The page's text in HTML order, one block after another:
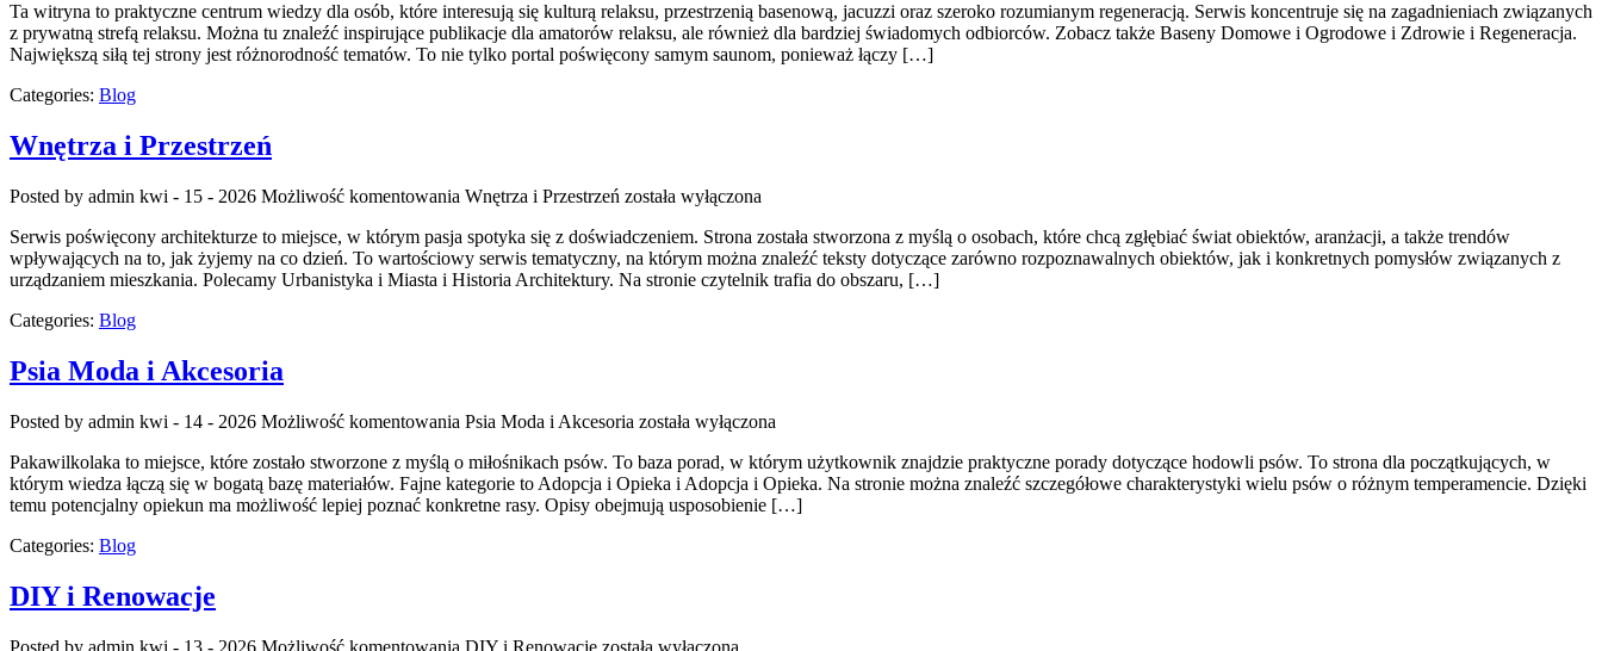
Ta witryna to praktyczne centrum wiedzy dla osób, które interesują się kulturą relaksu, przestrzenią basenową, jacuzzi oraz szeroko rozumianym regeneracją. Serwis koncentruje się na zagadnieniach związanych
z prywatną strefą relaksu. Można tu znaleźć inspirujące publikacje dla amatorów relaksu, ale również dla bardziej świadomych odbiorców. Zobacz także Baseny Domowe i Ogrodowe i Zdrowie i Regeneracja.
Największą siłą tej strony jest różnorodność tematów. To nie tylko portal poświęcony samym saunom, ponieważ łączy […]
Categories: Blog
Wnętrza i Przestrzeń
Posted by admin kwi - 15 - 2026 Możliwość komentowania Wnętrza i Przestrzeń została wyłączona
Serwis poświęcony architekturze to miejsce, w którym pasja spotyka się z doświadczeniem. Strona została stworzona z myślą o osobach, które chcą zgłębiać świat obiektów, aranżacji, a także trendów
wpływających na to, jak żyjemy na co dzień. To wartościowy serwis tematyczny, na którym można znaleźć teksty dotyczące zarówno rozpoznawalnych obiektów, jak i konkretnych pomysłów związanych z
urządzaniem mieszkania. Polecamy Urbanistyka i Miasta i Historia Architektury. Na stronie czytelnik trafia do obszaru, […]
Categories: Blog
Psia Moda i Akcesoria
Posted by admin kwi - 14 - 2026 Możliwość komentowania Psia Moda i Akcesoria została wyłączona
Pakawilkolaka to miejsce, które zostało stworzone z myślą o miłośnikach psów. To baza porad, w którym użytkownik znajdzie praktyczne porady dotyczące hodowli psów. To strona dla początkujących, w
którym wiedza łączą się w bogatą bazę materiałów. Fajne kategorie to Adopcja i Opieka i Adopcja i Opieka. Na stronie można znaleźć szczegółowe charakterystyki wielu psów o różnym temperamencie. Dzięki
temu potencjalny opiekun ma możliwość lepiej poznać konkretne rasy. Opisy obejmują usposobienie […]
Categories: Blog
DIY i Renowacje
Posted by admin kwi - 13 - 2026 Możliwość komentowania DIY i Renowacje została wyłączona